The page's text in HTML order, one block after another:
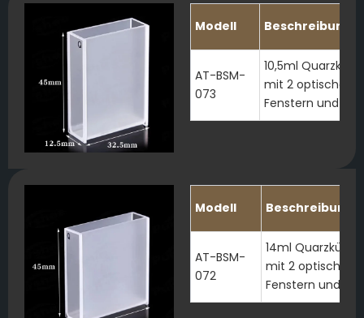
Modell Beschreibung
AT-BSM-
073
10,5ml
mit 2 optischen
Fenstern und
Modell Beschreibung
AT-BSM-
072
14ml
mit 2 optischen
Fenstern und